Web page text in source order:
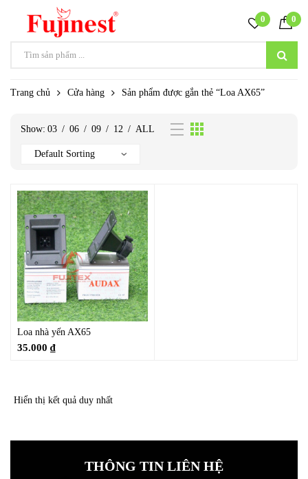
0 0
Trang chủ Cửa hàng Sản phẩm được gắn thẻ “Loa AX65”
Show: 03 / 06 / 09 / 12 / ALL
Loa nhà yến AX65
35.000 ₫
Hiển thị kết quả duy nhất
THÔNG TIN LIÊN HỆ